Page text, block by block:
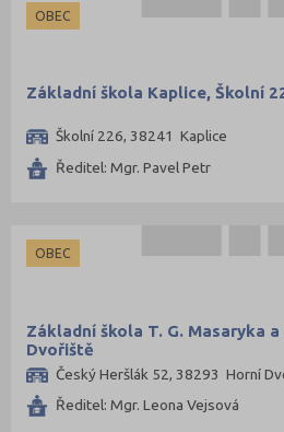
OBEC
Základní škola Kaplice, Školní
Školní 226, 38241 Kaplice
Ředitel: Mgr. Pavel Petr
OBEC
Základní škola T. G. Masaryka
Dvořiště
Český Heršlák 52, 38293 Horní
Ředitel: Mgr. Leona Vejsová